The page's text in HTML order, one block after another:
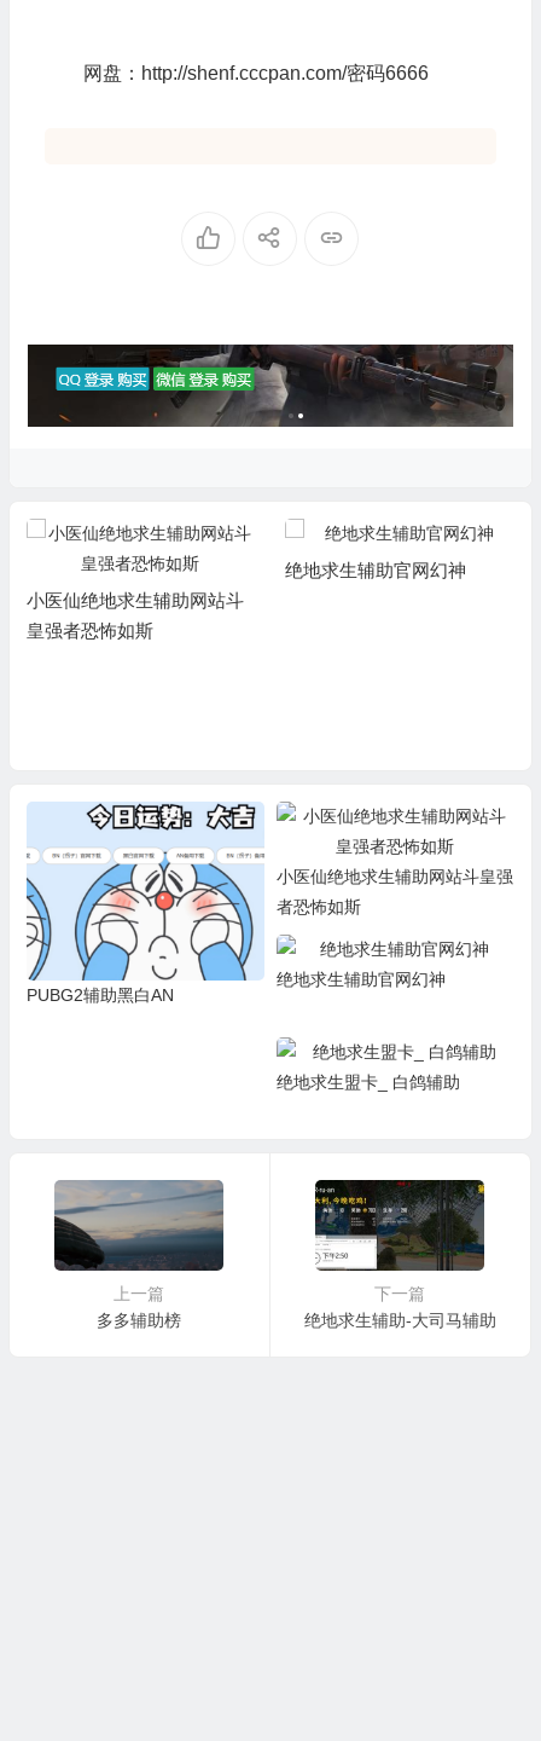
网盘：http://shenf.cccpan.com/密码6666
小医仙绝地求生辅助网站斗
皇强者恐怖如斯
绝地求生辅助官网幻神
PUBG2辅助黑白AN
小医仙绝地求生辅助网站斗皇强
者恐怖如斯
绝地求生辅助官网幻神
绝地求生盟卡_ 白鸽辅助
上一篇
多多辅助榜
下一篇
绝地求生辅助-大司马辅助